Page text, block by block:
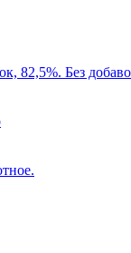
82,5%. Без